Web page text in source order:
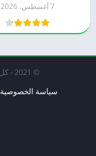
7 أغسطس، 2026
© 2021 - كل الحقوق محفوظة -
سياسة الخصوصية